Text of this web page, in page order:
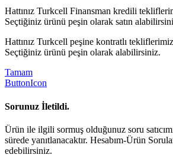
Hattınız Turkcell Finansman kredili
Seçtiğiniz ürünü peşin olarak satın
Hattınız Turkcell peşine kontratlı
Seçtiğiniz ürünü peşin olarak alabilirsiniz.
Tamam
ButtonIcon
Sorunuz İletildi.
Ürün ile ilgili sormuş olduğunuz soru
sürede yanıtlanacaktır. Hesabım-Ürün
edebilirsiniz.